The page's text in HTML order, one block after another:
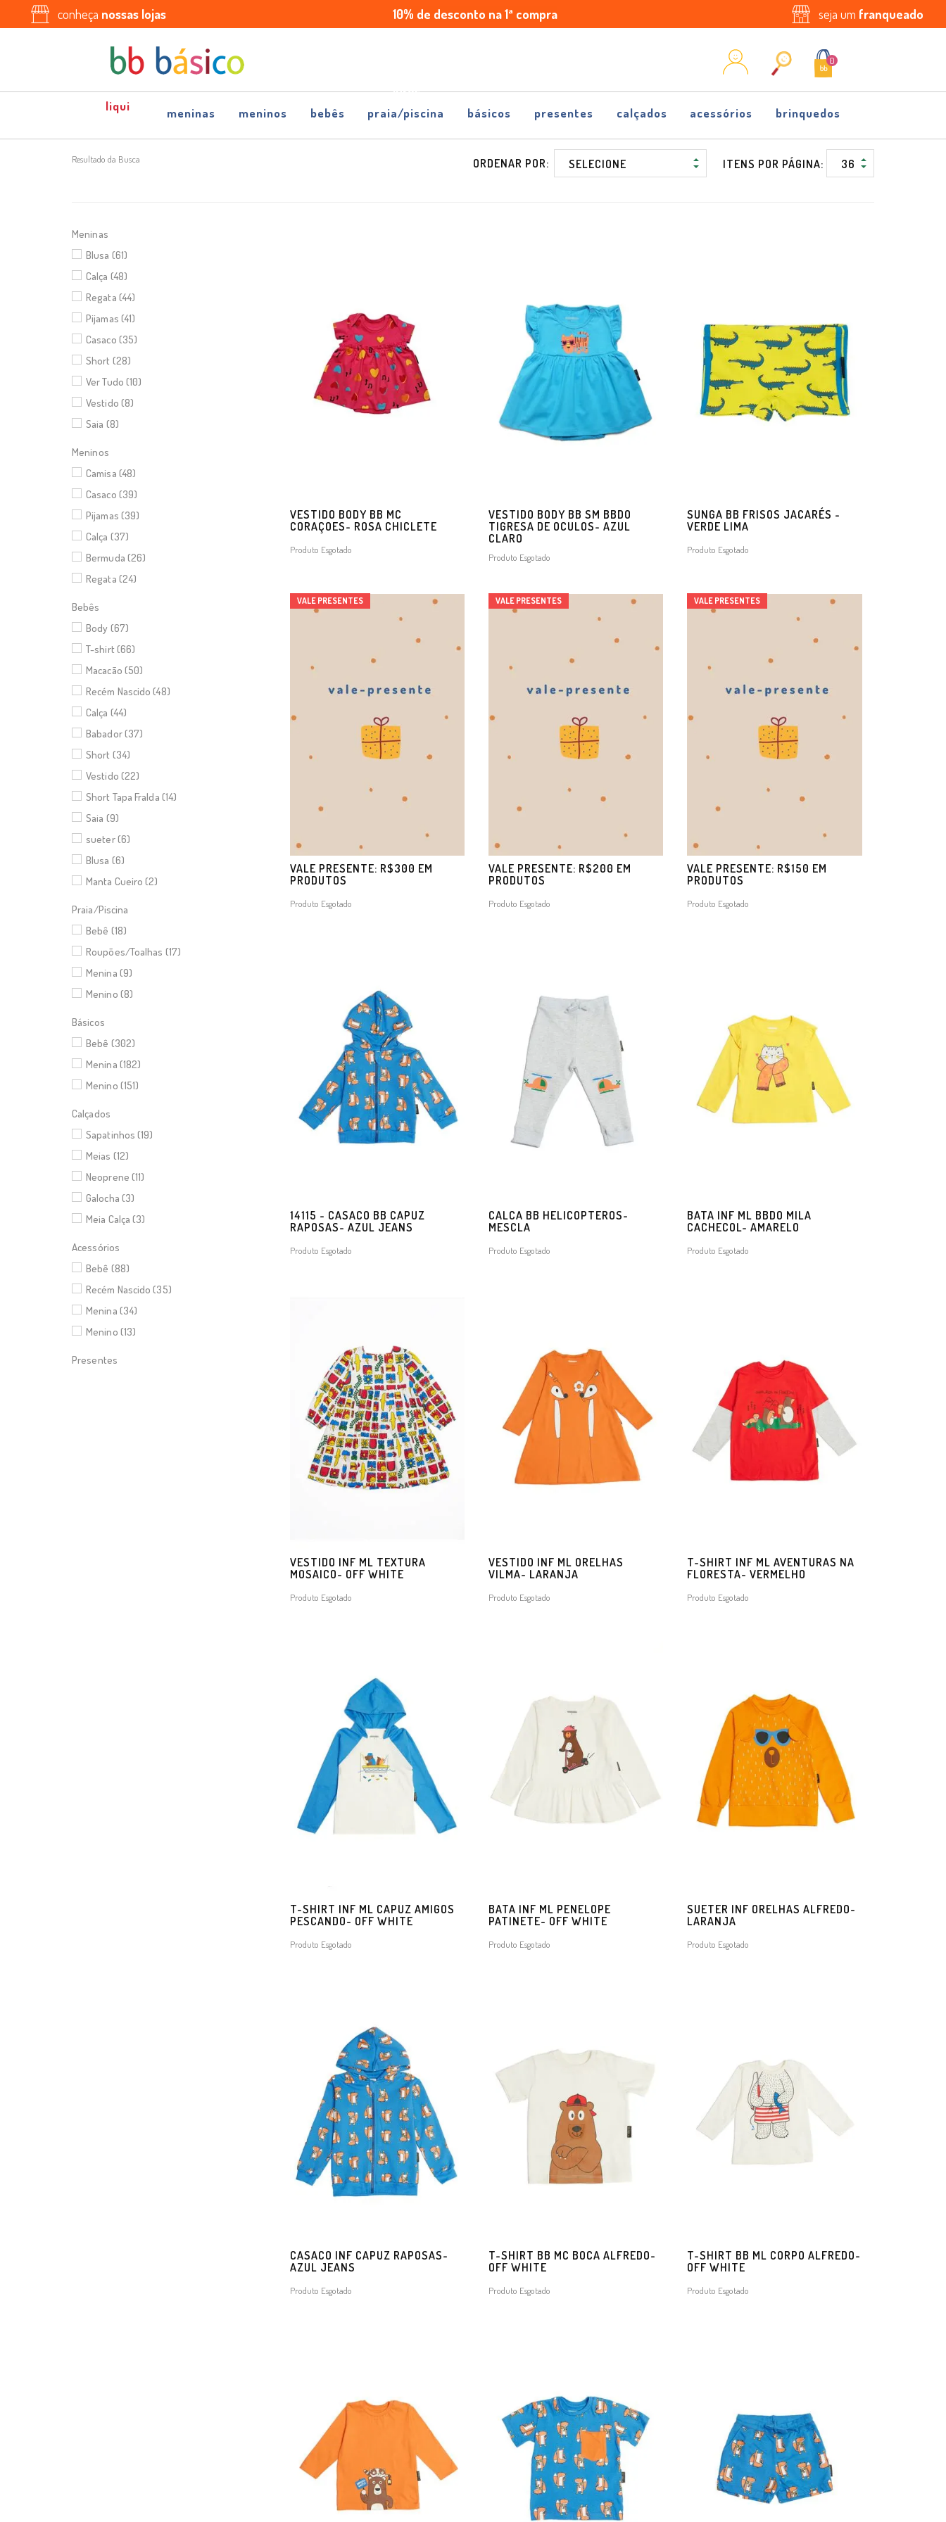
conheça nossas lojas 10% de desconto na 1ª compra
Enviamos
para
Parcele
em
juros
seja um franqueado
0
meninas meninos bebês praia/piscina básicos calçados acessórios brinquedos
presentes
Resultado da Busca ORDENAR POR: ITENS POR PÁGINA:
Meninas
Blusa (61)
Calça (48)
Regata (44)
Pijamas (41)
Casaco (35)
Short (28)
Ver Tudo (10)
Vestido (8)
Saia (8)
Meninos
Camisa (48)
Casaco (39)
Pijamas (39)
Calça (37)
Bermuda (26)
Regata (24)
Bebês
Body (67)
T-shirt (66)
Macacão (50)
Recém Nascido (48)
Calça (44)
Babador (37)
Short (34)
Vestido (22)
Short Tapa Fralda (14)
Saia (9)
sueter (6)
Blusa (6)
Manta Cueiro (2)
Praia/Piscina
Bebê (18)
Roupões/Toalhas (17)
Menina (9)
Menino (8)
Básicos
Bebê (302)
Menina (182)
Menino (151)
Calçados
Sapatinhos (19)
Meias (12)
Neoprene (11)
Galocha (3)
Meia Calça (3)
Acessórios
Bebê (88)
Recém Nascido (35)
Menina (34)
Menino (13)
Presentes
VESTIDO BODY BB MC
CORAÇOES- ROSA CHICLETE
Produto Esgotado
VESTIDO BODY BB SM BBDO
TIGRESA DE OCULOS- AZUL
CLARO
Produto Esgotado
SUNGA BB FRISOS JACARÉS -
VERDE LIMA
Produto Esgotado
VALE PRESENTE: R$300 EM
PRODUTOS
Produto Esgotado
VALE PRESENTES
VALE PRESENTE: R$200 EM
PRODUTOS
Produto Esgotado
VALE PRESENTES
VALE PRESENTE: R$150 EM
PRODUTOS
Produto Esgotado
VALE PRESENTES
14115 - CASACO BB CAPUZ
RAPOSAS- AZUL JEANS
Produto Esgotado
CALCA BB HELICOPTEROS-
MESCLA
Produto Esgotado
BATA INF ML BBDO MILA
CACHECOL- AMARELO
Produto Esgotado
VESTIDO INF ML TEXTURA
MOSAICO- OFF WHITE
Produto Esgotado
VESTIDO INF ML ORELHAS
VILMA- LARANJA
Produto Esgotado
T-SHIRT INF ML AVENTURAS NA
FLORESTA- VERMELHO
Produto Esgotado
T-SHIRT INF ML CAPUZ AMIGOS
PESCANDO- OFF WHITE
Produto Esgotado
BATA INF ML PENELOPE
PATINETE- OFF WHITE
Produto Esgotado
SUETER INF ORELHAS ALFREDO-
LARANJA
Produto Esgotado
CASACO INF CAPUZ RAPOSAS-
AZUL JEANS
Produto Esgotado
T-SHIRT BB MC BOCA ALFREDO-
OFF WHITE
Produto Esgotado
T-SHIRT BB ML CORPO ALFREDO-
OFF WHITE
Produto Esgotado